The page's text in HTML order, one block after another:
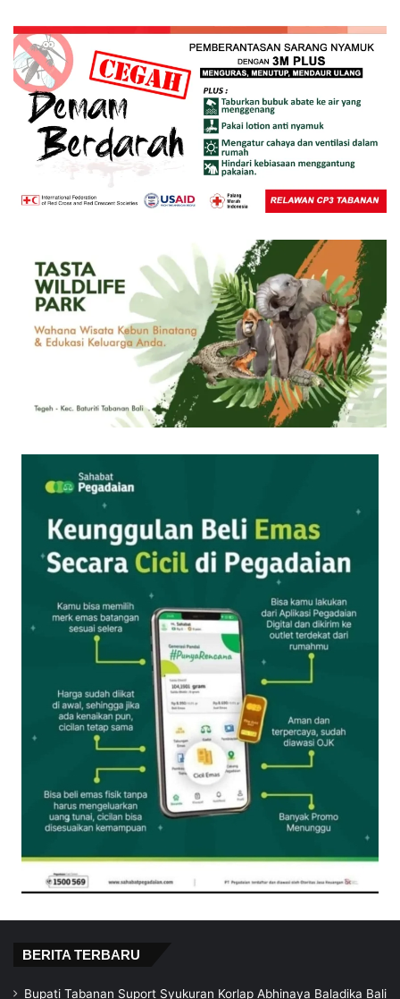
BERITA TERBARU
Bupati Tabanan Suport Syukuran Korlap Abhinaya Baladika Bali